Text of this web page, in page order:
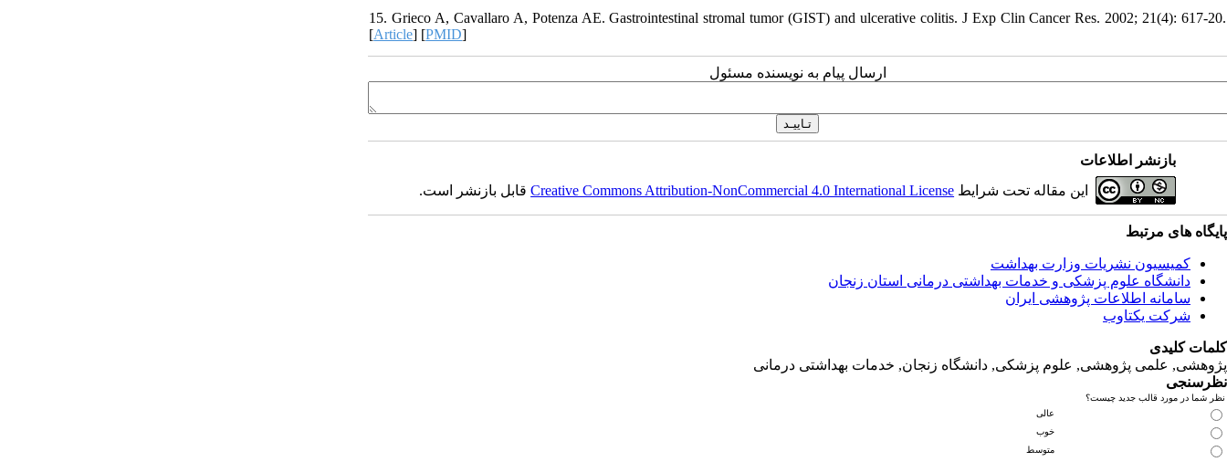
15. Grieco A, Cavallaro A, Potenza AE. Gastrointestinal stromal tumor (GIST) and ulcerative colitis. J Exp Clin Cancer Res. 2002; 21(4): 617-20.
[Article] [PMID]
ارسال پیام به نویسنده مسئول
بازنشر اطلاعات
این مقاله تحت شرایط Creative Commons Attribution-NonCommercial 4.0 International Licenseقابل بازنشر است.
پایگاه های مرتبط
کمیسیون نشریات وزارت بهداشت
دانشگاه‌ علوم‌ پزشکی‌ و خدمات‌ بهداشتی‌ درمانی‌ استان‌ زنجان
سامانه اطلاعات پژوهشی ایران
شرکت یکتاوب
کلمات کلیدی
پژوهشی, علمی پژوهشی, علوم‌ پزشکی‌, دانشگاه زنجان, خدمات‌ بهداشتی‌ درمانی‌
نظرسنجی
نظر شما در مورد قالب جدید چیست؟
عالی
خوب
متوسط